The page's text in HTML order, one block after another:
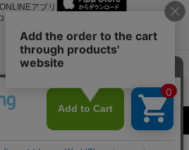
アプリ
ードはこちら
LINE mail
Online Co.,Ltd. All Rights Reserved.